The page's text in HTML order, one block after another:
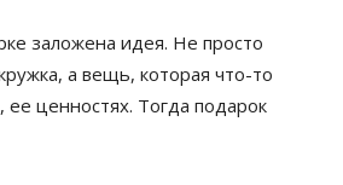
заложена идея. Не просто
а вещь, которая что-то
ее ценностях. Тогда подарок